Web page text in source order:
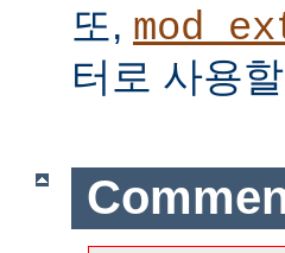
또,
터로 사용